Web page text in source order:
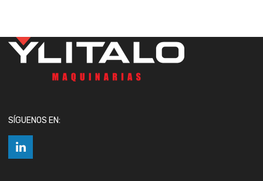
SÍGUENOS EN: